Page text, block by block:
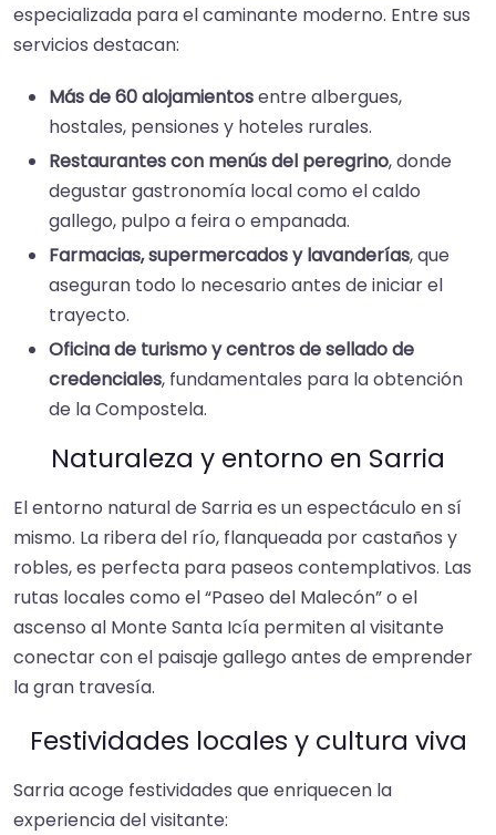
especializada para el caminante moderno. Entre sus
servicios destacan:
Más de 60 alojamientosentre albergues,
hostales, pensiones y hoteles rurales.
Restaurantes con menús del peregrino, donde
degustar gastronomía local como el caldo
gallego, pulpo a feira o empanada.
Farmacias, supermercados y lavanderías, que
aseguran todo lo necesario antes de iniciar el
trayecto.
Oficina de turismo y centros de sellado de
credenciales, fundamentales para la obtención
de la Compostela.
Naturaleza y entorno en Sarria
El entorno natural de Sarria es un espectáculo en sí
mismo. La ribera del río, flanqueada por castaños y
robles, es perfecta para paseos contemplativos. Las
rutas locales como el “Paseo del Malecón” o el
ascenso al Monte Santa Icía permiten al visitante
conectar con el paisaje gallego antes de emprender
la gran travesía.
Festividades locales y cultura viva
Sarria acoge festividades que enriquecen la
experiencia del visitante: